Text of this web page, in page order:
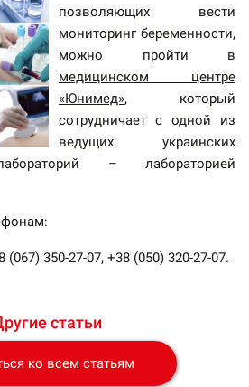
позволяющих вести
мониторинг беременности,
можно пройти в
медицинском центре
«Юнимед», который
сотрудничает с одной из
ведущих украинских
– лабораторией
(067) 350-27-07, +38 (050) 320-27-07.
статьи
ко всем статьям